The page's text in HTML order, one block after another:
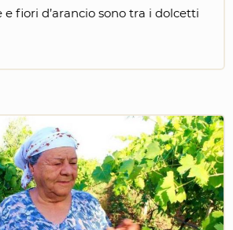
fiori d’arancio sono tra i dolcetti